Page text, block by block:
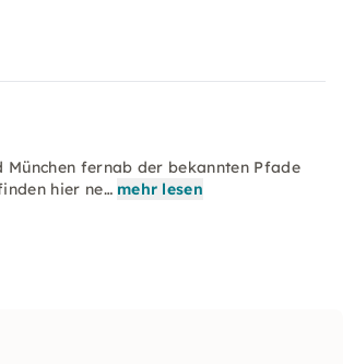
fernab der bekannten Pfade
hier ne… mehr lesen